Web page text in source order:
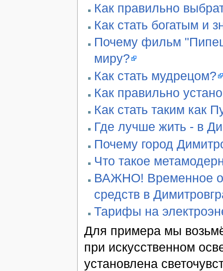
Как правильно
Как стать богатым и
Почему фильм
миру?
Как стать мудрецом?
Как правильно
Как стать таким как
Где лучше жить - в
Почему город
Что такое
ВАЖНО! Временное
средств в
Тарифы на
Для примера мы
при искусственном
установлена